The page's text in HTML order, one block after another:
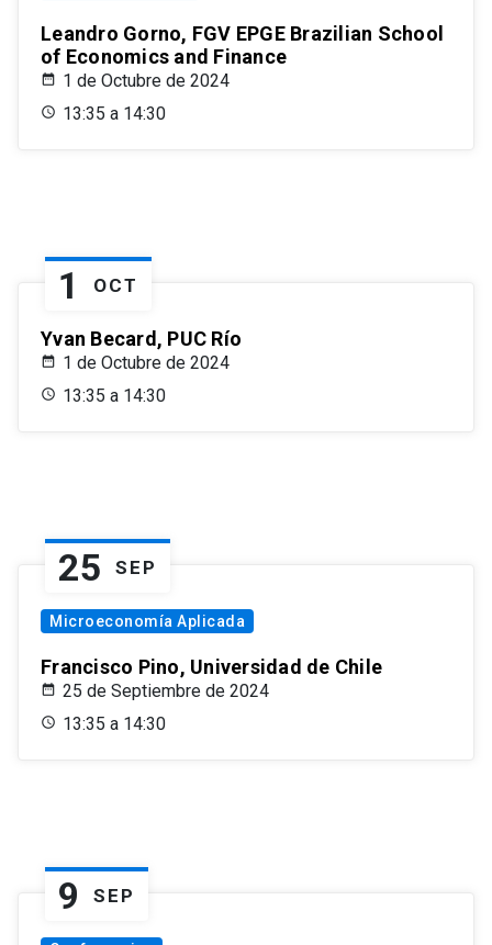
Leandro Gorno, FGV EPGE Brazilian School
of Economics and Finance
1 de Octubre de 2024
13:35 a 14:30
1 OCT
Yvan Becard, PUC Río
1 de Octubre de 2024
13:35 a 14:30
25 SEP
Microeconomía Aplicada
Francisco Pino, Universidad de Chile
25 de Septiembre de 2024
13:35 a 14:30
9 SEP